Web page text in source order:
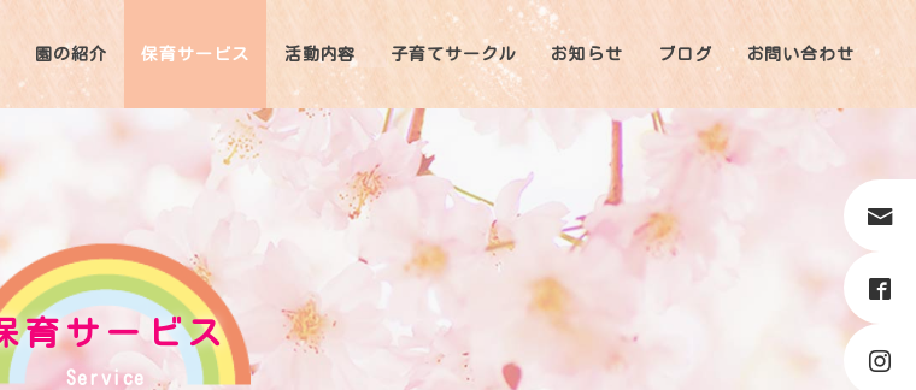
園の紹介 保育サービス 活動内容 子育てサークル お知らせ ブログ お問い合わせ
育サービス
Service